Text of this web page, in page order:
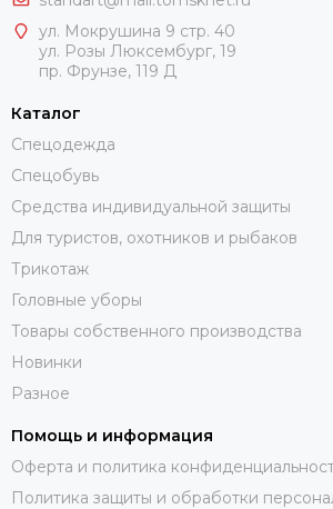
ул. Мокрушина 9 стр. 40
ул. Розы Люксембург, 19
пр. Фрунзе, 119 Д
Каталог
Спецодежда
Спецобувь
Средства индивидуальной защиты
Для туристов, охотников и рыбаков
Трикотаж
Головные уборы
Товары собственного производства
Новинки
Разное
Помощь и информация
Оферта и политика
Политика защиты и обработки